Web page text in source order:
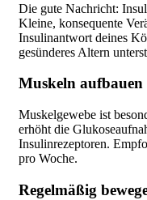
Die gute Nachricht:
Kleine, konsequente
Insulinantwort deines
gesünderes Altern
Muskeln
Muskelgewebe ist
erhöht die
Insulinrezeptoren.
pro Woche.
Regelmäßig